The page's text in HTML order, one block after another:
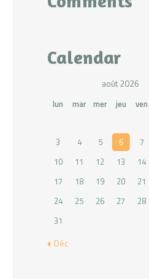
Calendar
août 2026
lun mar mer jeu ven
3
4 5 6 7
10
11 12 13 14
17
18 19 20 21
24
25 26 27 28
31
« Déc